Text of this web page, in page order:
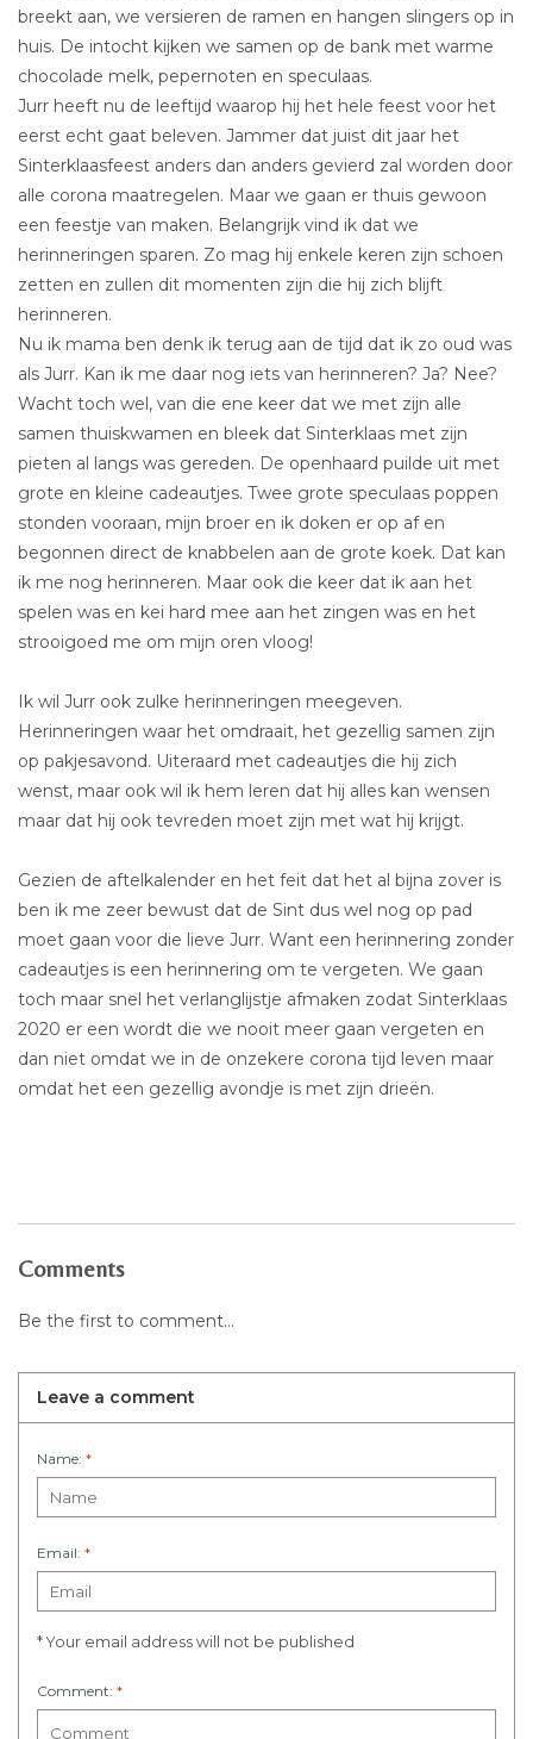
breekt aan, we versieren de ramen en hangen slingers op in
huis. De intocht kijken we samen op de bank met warme
chocolade melk, pepernoten en speculaas.
Jurr heeft nu de leeftijd waarop hij het hele feest voor het
eerst echt gaat beleven. Jammer dat juist dit jaar het
Sinterklaasfeest anders dan anders gevierd zal worden door
alle corona maatregelen. Maar we gaan er thuis gewoon
een feestje van maken. Belangrijk vind ik dat we
herinneringen sparen. Zo mag hij enkele keren zijn schoen
zetten en zullen dit momenten zijn die hij zich blijft
herinneren.
Nu ik mama ben denk ik terug aan de tijd dat ik zo oud was
als Jurr. Kan ik me daar nog iets van herinneren? Ja? Nee?
Wacht toch wel, van die ene keer dat we met zijn alle
samen thuiskwamen en bleek dat Sinterklaas met zijn
pieten al langs was gereden. De openhaard puilde uit met
grote en kleine cadeautjes. Twee grote speculaas poppen
stonden vooraan, mijn broer en ik doken er op af en
begonnen direct de knabbelen aan de grote koek. Dat kan
ik me nog herinneren. Maar ook die keer dat ik aan het
spelen was en kei hard mee aan het zingen was en het
strooigoed me om mijn oren vloog!
Ik wil Jurr ook zulke herinneringen meegeven.
Herinneringen waar het omdraait, het gezellig samen zijn
op pakjesavond. Uiteraard met cadeautjes die hij zich
wenst, maar ook wil ik hem leren dat hij alles kan wensen
maar dat hij ook tevreden moet zijn met wat hij krijgt.
Gezien de aftelkalender en het feit dat het al bijna zover is
ben ik me zeer bewust dat de Sint dus wel nog op pad
moet gaan voor die lieve Jurr. Want een herinnering zonder
cadeautjes is een herinnering om te vergeten. We gaan
toch maar snel het verlanglijstje afmaken zodat Sinterklaas
2020 er een wordt die we nooit meer gaan vergeten en
dan niet omdat we in de onzekere corona tijd leven maar
omdat het een gezellig avondje is met zijn drieën.
Comments
Be the first to comment...
Leave a comment
Name: *
Email: *
* Your email address will not be published
Comment: *